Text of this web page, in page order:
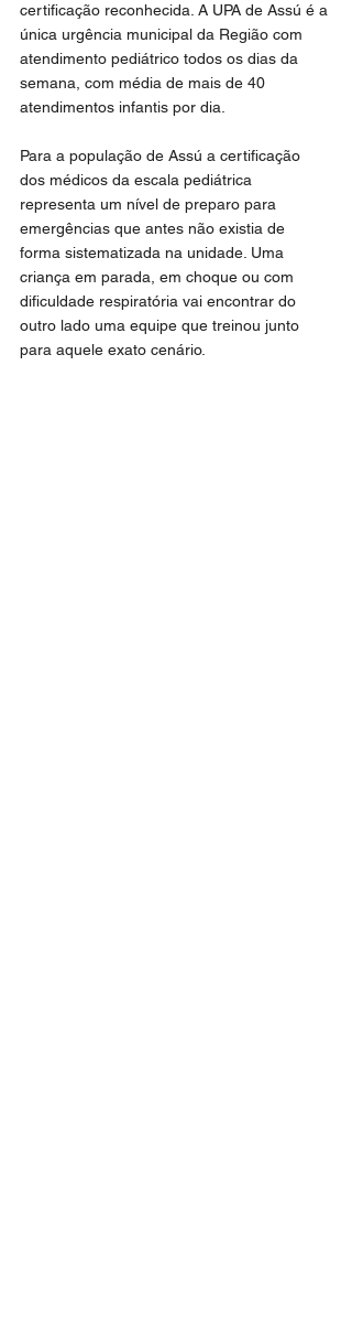
certificação reconhecida. A UPA de Assú é a
única urgência municipal da Região com
atendimento pediátrico todos os dias da
semana, com média de mais de 40
atendimentos infantis por dia.
Para a população de Assú a certificação
dos médicos da escala pediátrica
representa um nível de preparo para
emergências que antes não existia de
forma sistematizada na unidade. Uma
criança em parada, em choque ou com
dificuldade respiratória vai encontrar do
outro lado uma equipe que treinou junto
para aquele exato cenário.